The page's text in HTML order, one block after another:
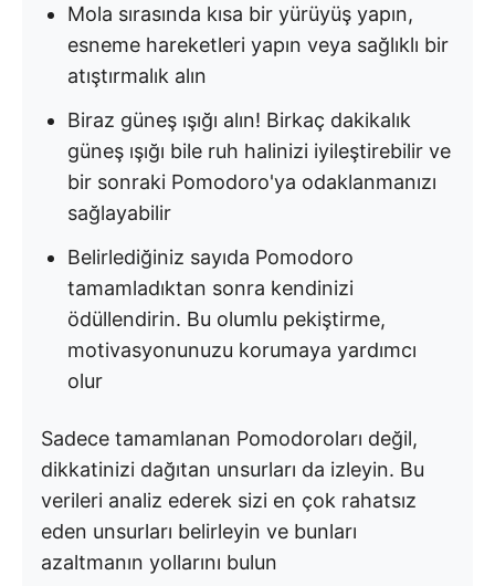
Mola sırasında kısa bir yürüyüş yapın,
esneme hareketleri yapın veya sağlıklı bir
atıştırmalık alın
Biraz güneş ışığı alın! Birkaç dakikalık
güneş ışığı bile ruh halinizi iyileştirebilir ve
bir sonraki Pomodoro'ya odaklanmanızı
sağlayabilir
Belirlediğiniz sayıda Pomodoro
tamamladıktan sonra kendinizi
ödüllendirin. Bu olumlu pekiştirme,
motivasyonunuzu korumaya yardımcı
olur
Sadece tamamlanan Pomodoroları değil,
dikkatinizi dağıtan unsurları da izleyin. Bu
verileri analiz ederek sizi en çok rahatsız
eden unsurları belirleyin ve bunları
azaltmanın yollarını bulun